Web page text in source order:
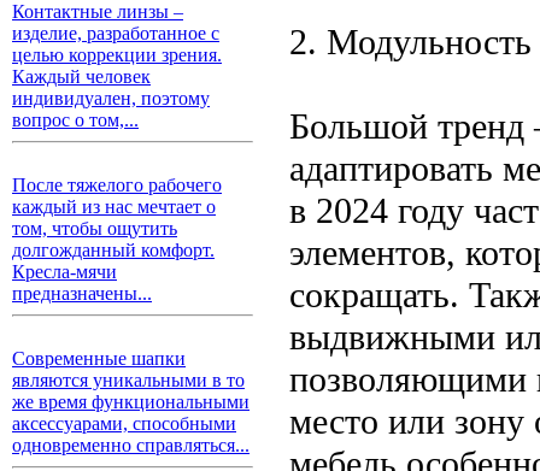
Контактные линзы –
изделие, разработанное с
целью коррекции зрения.
Каждый человек
индивидуален, поэтому
вопрос о том,...
После тяжелого рабочего
каждый из нас мечтает о
том, чтобы ощутить
долгожданный комфорт.
Кресла-мячи
предназначены...
Современные шапки
являются уникальными в то
же время функциональными
аксессуарами, способными
одновременно справляться...
2.
Большой
адаптировать
в 2024 году
элементов,
сокращать.
выдвижными
позволяющими
место или зону